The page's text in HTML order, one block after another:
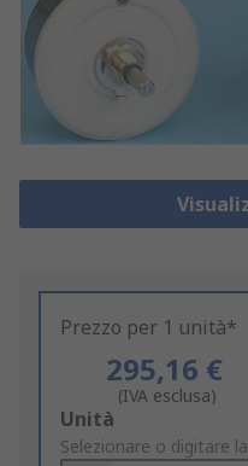
Prezzo per 1 unità*
295,16 €
(IVA esclusa)
Add
to
Unità
Selezionare o digitare